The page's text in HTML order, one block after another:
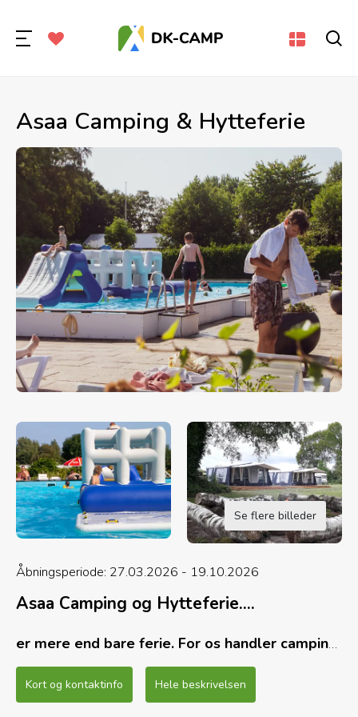
Asaa Camping & Hytteferie
Se flere billeder
Åbningsperiode: 27.03.2026 - 19.10.2026
Asaa Camping og Hytteferie....
er mere end bare ferie. For os handler camping
og hytteferie om at skabe et frirum med fokus
på nærvær, fællesskab og gode oplevelser.
Kort og kontaktinfo Hele beskrivelsen